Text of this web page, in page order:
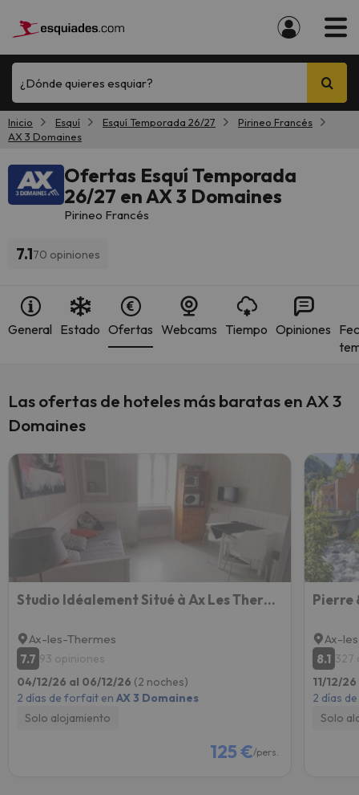
¿Dónde quieres esquiar?
Inicio Esquí Esquí Temporada 26/27
Pirineo Francés
AX 3 Domaines
Ofertas Esquí Temporada
26/27 en AX 3 Domaines
Pirineo Francés
7.170 opiniones
General Estado Ofertas Webcams Tiempo Opiniones
Las ofertas de hoteles más baratas en AX 3
Domaines
Studio Idéalement Situé à Ax Les Thermes
Ax-les-Thermes
7.7 93 opiniones
04/12/26 al 06/12/26 (2 noches)
2 días de forfait en AX 3 Domaines
Solo alojamiento
125 €/pers.
Ax-
8.1 327
11/12/
2 días
Solo